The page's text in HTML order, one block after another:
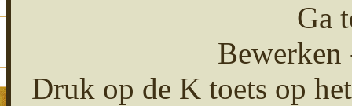
Ga
Bewerken
Druk op de K toets op